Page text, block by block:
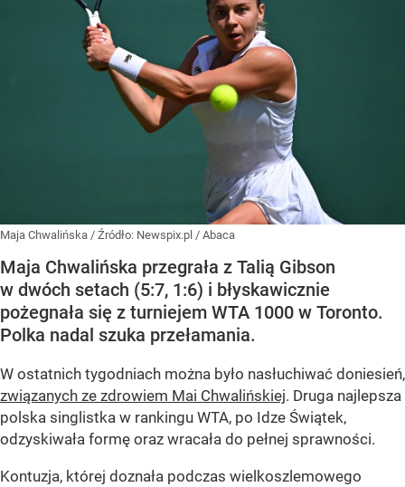
Maja Chwalińska / Źródło: Newspix.pl / Abaca
Maja Chwalińska przegrała z Talią Gibson
w dwóch setach (5:7, 1:6) i błyskawicznie
pożegnała się z turniejem WTA 1000 w Toronto.
Polka nadal szuka przełamania.
W ostatnich tygodniach można było nasłuchiwać doniesień,
związanych ze zdrowiem Mai Chwalińskiej. Druga najlepsza
polska singlistka w rankingu WTA, po Idze Świątek,
odzyskiwała formę oraz wracała do pełnej sprawności.
Kontuzja, której doznała podczas wielkoszlemowego